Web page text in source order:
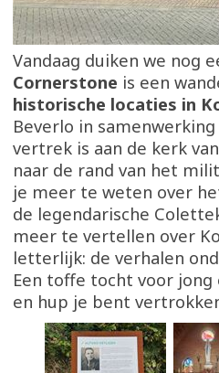
Vandaag duiken we nog
Cornerstone is een
historische locaties in
Beverlo in
vertrek is aan de kerk
naar de rand van het
je meer te weten over
de legendarische
meer te vertellen over
letterlijk: de verhalen
Een toffe tocht voor jong
en hup je bent